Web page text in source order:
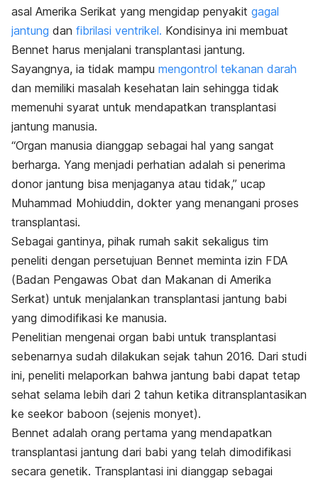
asal Amerika Serikat yang mengidap penyakit gagal
jantung dan fibrilasi ventrikel. Kondisinya ini membuat
Bennet harus menjalani transplantasi jantung.
Sayangnya, ia tidak mampu mengontrol tekanan darah
dan memiliki masalah kesehatan lain sehingga tidak
memenuhi syarat untuk mendapatkan transplantasi
jantung manusia.
“Organ manusia dianggap sebagai hal yang sangat
berharga. Yang menjadi perhatian adalah si penerima
donor jantung bisa menjaganya atau tidak,” ucap
Muhammad Mohiuddin, dokter yang menangani proses
transplantasi.
Sebagai gantinya, pihak rumah sakit sekaligus tim
peneliti dengan persetujuan Bennet meminta izin FDA
(Badan Pengawas Obat dan Makanan di Amerika
Serkat) untuk menjalankan transplantasi jantung babi
yang dimodifikasi ke manusia.
Penelitian mengenai organ babi untuk transplantasi
sebenarnya sudah dilakukan sejak tahun 2016. Dari studi
ini, peneliti melaporkan bahwa jantung babi dapat tetap
sehat selama lebih dari 2 tahun ketika ditransplantasikan
ke seekor baboon (sejenis monyet).
Bennet adalah orang pertama yang mendapatkan
transplantasi jantung dari babi yang telah dimodifikasi
secara genetik. Transplantasi ini dianggap sebagai